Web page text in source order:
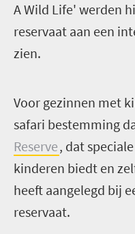
A Wild Life' werden
reservaat aan een
zien.
Voor gezinnen met
safari bestemming
Reserve, dat
kinderen biedt en
heeft aangelegd bij
reservaat.